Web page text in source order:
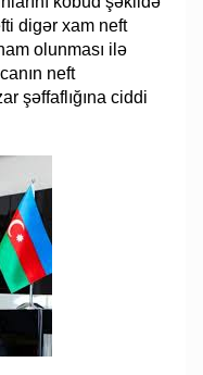
digər xam neft
olunması ilə
neft
şəffaflığına ciddi